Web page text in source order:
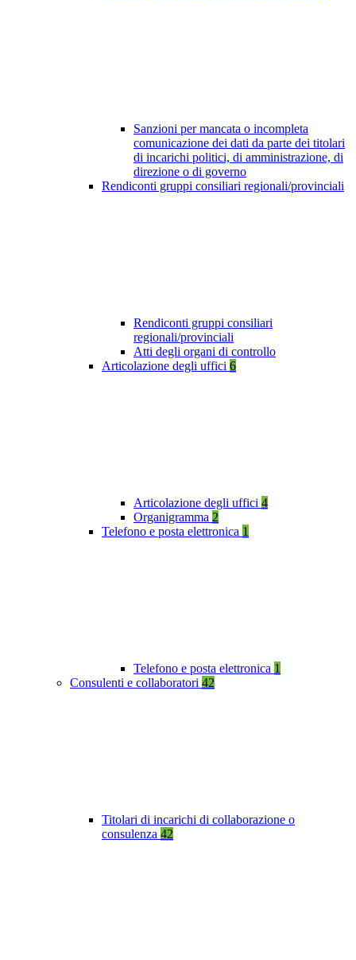
Sanzioni per mancata o incompleta
comunicazione dei dati da parte dei titolari
di incarichi politici, di amministrazione, di
direzione o di governo
Rendiconti gruppi consiliari regionali/provinciali
Rendiconti gruppi consiliari
regionali/provinciali
Atti degli organi di controllo
Articolazione degli uffici 6
Articolazione degli uffici 4
Organigramma 2
Telefono e posta elettronica 1
Telefono e posta elettronica 1
Consulenti e collaboratori 42
Titolari di incarichi di collaborazione o
consulenza 42